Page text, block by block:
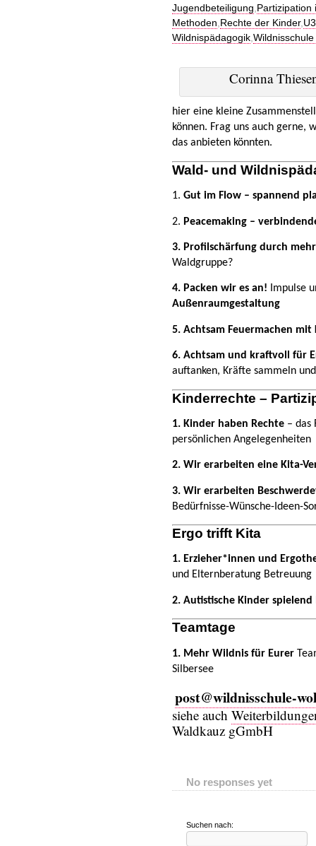
Jugendbeteiligung Partizipation
Methoden Rechte der Kinder,
Wildnispädagogik,
Corinna
hier eine kleine
können. Frag uns auch gerne,
das anbieten könnten.
Wald- und
1. Gut im Flow – spannend
2. Peacemaking –
3. Profilschärfung durch
Waldgruppe?
4. Packen wir es an! Impulse
Außenraumgestaltung
5. Achtsam Feuermachen mit
6. Achtsam und kraftvoll für
auftanken, Kräfte sammeln
Kinderrechte –
1. Kinder haben Rechte – das
persönlichen Angelegenheiten
2. Wir erarbeiten eine Kita-
3. Wir erarbeiten
Bedürfnisse-Wünsche-Ideen-
Ergo trifft Kita
1. Erzieher*innen und
und ElternberatungBetreuung
2. Autistische Kinder
Teamtage
1. Mehr Wildnis für Eurer
Silbersee
post@wildnisschule-
siehe auch
Waldkauz gGmbH
No responses yet
Suchen nach: